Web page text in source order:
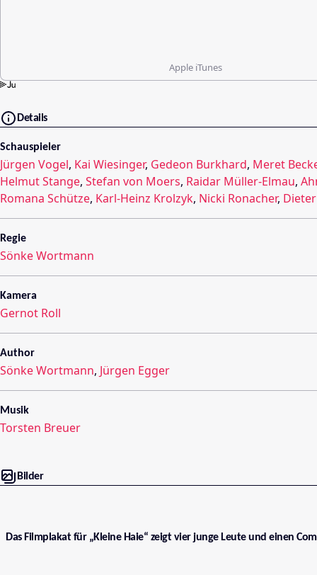
Apple iTunes
Details
Schauspieler
Jürgen Vogel, Kai Wiesinger, Gedeon Burkhard, Meret
Helmut Stange, Stefan von Moers, Raidar Müller-Elmau,
Romana Schütze, Karl-Heinz Krolzyk, Nicki Ronacher,
Regie
Sönke Wortmann
Kamera
Gernot Roll
Author
Sönke Wortmann, Jürgen Egger
Musik
Torsten Breuer
Bilder
Das Filmplakat für „Kleine Haie“ zeigt vier junge Leute und einen